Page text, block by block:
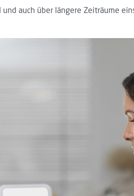
auch über längere Zeiträume